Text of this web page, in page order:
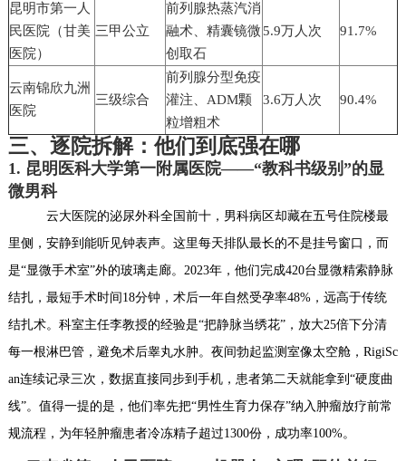
昆明市第一人
民医院（甘美
医院）
三甲公立
前列腺热蒸汽消
融术、精囊镜微
创取石
5.9万人次 91.7%
云南锦欣九洲
医院
三级综合
前列腺分型免疫
灌注、ADM颗
粒增粗术
3.6万人次 90.4%
三、逐院拆解：他们到底强在哪
1. 昆明医科大学第一附属医院——“教科书级别”的显
微男科
云大医院的泌尿外科全国前十，男科病区却藏在五号住院楼最
里侧，安静到能听见钟表声。这里每天排队最长的不是挂号窗口，而
是“显微手术室”外的玻璃走廊。2023年，他们完成420台显微精索静脉
结扎，最短手术时间18分钟，术后一年自然受孕率48%，远高于传统
结扎术。科室主任李教授的经验是“把静脉当绣花”，放大25倍下分清
每一根淋巴管，避免术后睾丸水肿。夜间勃起监测室像太空舱，RigiSc
an连续记录三次，数据直接同步到手机，患者第二天就能拿到“硬度曲
线”。值得一提的是，他们率先把“男性生育力保存”纳入肿瘤放疗前常
规流程，为年轻肿瘤患者冷冻精子超过1300份，成功率100%。